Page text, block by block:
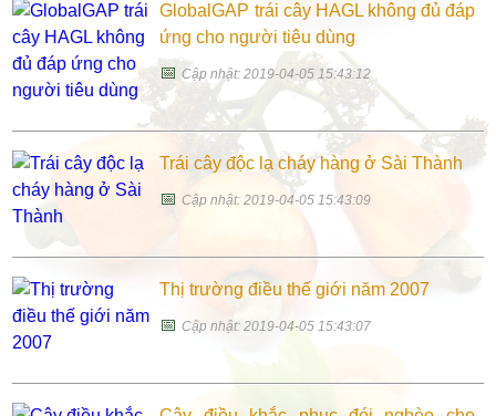
GlobalGAP trái cây HAGL không đủ đáp
ứng cho người tiêu dùng
📅Cập nhật: 2019-04-05 15:43:12
Trái cây độc lạ cháy hàng ở Sài Thành
📅Cập nhật: 2019-04-05 15:43:09
Thị trường điều thế giới năm 2007
📅Cập nhật: 2019-04-05 15:43:07